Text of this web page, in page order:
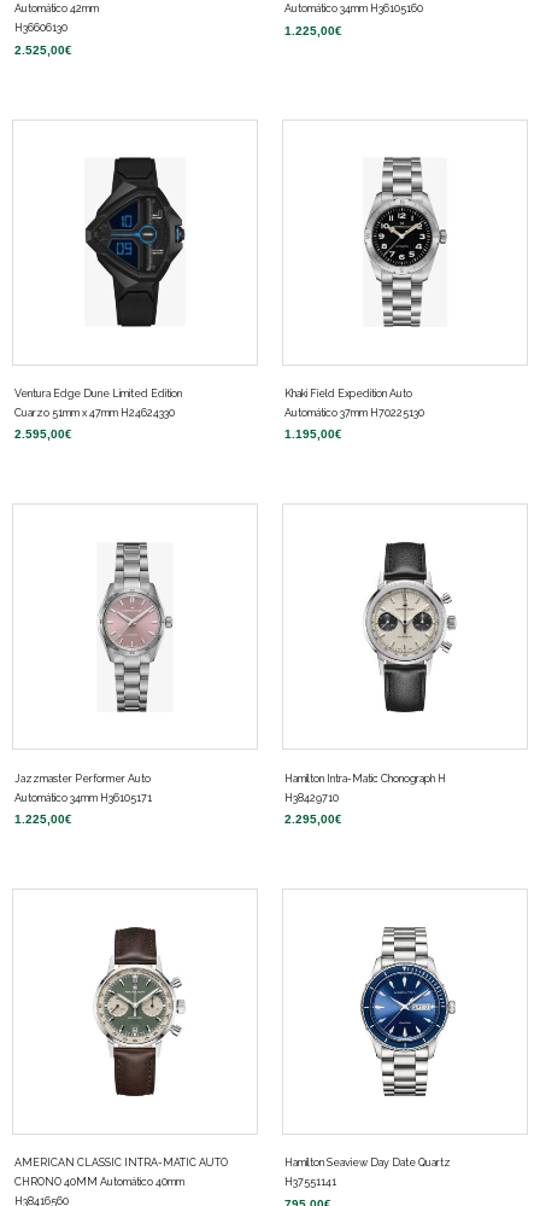
Automático 42mm
H36606130
2.525,00€
Automático 34mm H36105160
1.225,00€
Ventura Edge Dune Limited Edition
Cuarzo 51mm x 47mm H24624330
2.595,00€
Khaki Field Expedition Auto
Automático 37mm H70225130
1.195,00€
Jazzmaster Performer Auto
Automático 34mm H36105171
1.225,00€
Hamilton Intra-Matic Chonograph H
H38429710
2.295,00€
AMERICAN CLASSIC INTRA-MATIC AUTO
CHRONO 40MM Automático 40mm
H38416560
Hamilton Seaview Day Date Quartz
H37551141